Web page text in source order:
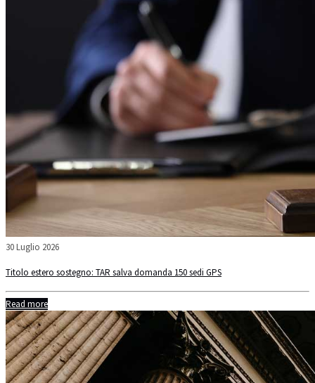
30 Luglio 2026
Titolo estero sostegno: TAR salva domanda 150 sedi GPS
Read more